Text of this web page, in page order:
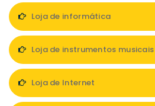
Loja de informática
Loja de instrumentos musicais
Loja de Internet